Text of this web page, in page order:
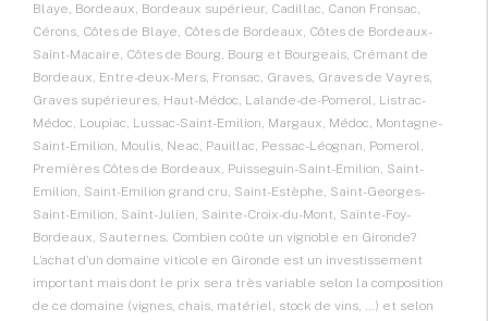
Blaye, Bordeaux, Bordeaux supérieur, Cadillac, Canon Fronsac,
Cérons, Côtes de Blaye, Côtes de Bordeaux, Côtes de Bordeaux-
Saint-Macaire, Côtes de Bourg, Bourg et Bourgeais, Crémant de
Bordeaux, Entre-deux-Mers, Fronsac, Graves, Graves de Vayres,
Graves supérieures, Haut-Médoc, Lalande-de-Pomerol, Listrac-
Médoc, Loupiac, Lussac-Saint-Emilion, Margaux, Médoc, Montagne-
Saint-Emilion, Moulis, Neac, Pauillac, Pessac-Léognan, Pomerol,
Premières Côtes de Bordeaux, Puisseguin-Saint-Emilion, Saint-
Emilion, Saint-Emilion grand cru, Saint-Estèphe, Saint-Georges-
Saint-Emilion, Saint-Julien, Sainte-Croix-du-Mont, Sainte-Foy-
Bordeaux, Sauternes. Combien coûte un vignoble en Gironde?
L’achat d’un domaine viticole en Gironde est un investissement
important mais dont le prix sera très variable selon la composition
de ce domaine (vignes, chais, matériel, stock de vins, …) et selon